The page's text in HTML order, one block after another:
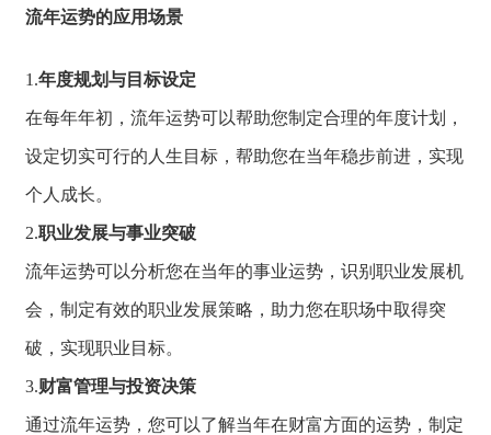
流年运势的应用场景
1.年度规划与目标设定
在每年年初， 流年运势可以帮助您制定合理的年度计划，
设定切实可行的人生目标， 帮助您在当年稳步前进， 实现
个人成长。
2.职业发展与事业突破
流年运势可以分析您在当年的事业运势， 识别职业发展机
会， 制定有效的职业发展策略， 助力您在职场中取得突
破， 实现职业目标。
3.财富管理与投资决策
通过流年运势， 您可以了解当年在财富方面的运势， 制定